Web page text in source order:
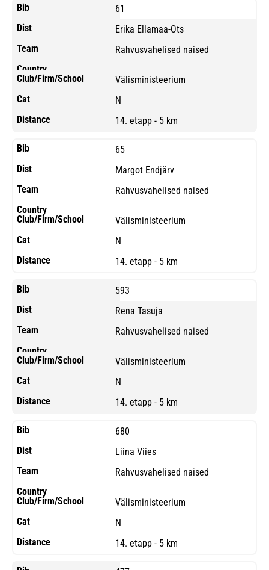
61
Erika Ellamaa-Ots
Rahvusvahelised naised
Välisministeerium
N
14. etapp - 5 km
65
Margot Endjärv
Rahvusvahelised naised
Välisministeerium
N
14. etapp - 5 km
593
Rena Tasuja
Rahvusvahelised naised
Välisministeerium
N
14. etapp - 5 km
680
Liina Viies
Rahvusvahelised naised
Välisministeerium
N
14. etapp - 5 km